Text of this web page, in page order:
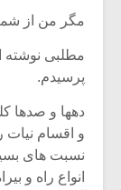
مگر من از
مطلبی نوشته
پرسیدم.
دهها و صدها
و اقسام نیات
نسبت های
انواع راه و